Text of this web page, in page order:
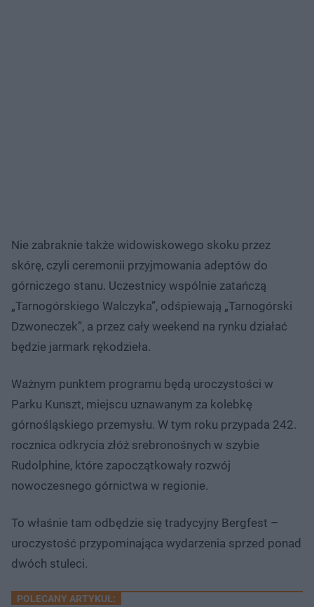
Nie zabraknie także widowiskowego skoku przez
skórę, czyli ceremonii przyjmowania adeptów do
górniczego stanu. Uczestnicy wspólnie zatańczą
„Tarnogórskiego Walczyka”, odśpiewają „Tarnogórski
Dzwoneczek”, a przez cały weekend na rynku działać
będzie jarmark rękodzieła.
Ważnym punktem programu będą uroczystości w
Parku Kunszt, miejscu uznawanym za kolebkę
górnośląskiego przemysłu. W tym roku przypada 242.
rocznica odkrycia złóż srebronośnych w szybie
Rudolphine, które zapoczątkowały rozwój
nowoczesnego górnictwa w regionie.
To właśnie tam odbędzie się tradycyjny Bergfest –
uroczystość przypominająca wydarzenia sprzed ponad
dwóch stuleci.
POLECANY ARTYKUŁ: